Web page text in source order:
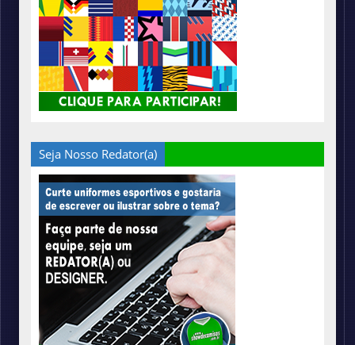
Seja Nosso Redator(a)